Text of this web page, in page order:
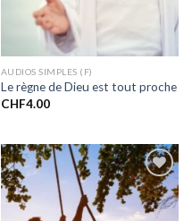
AUDIOS SIMPLES (F)
Le règne de Dieu est tout proche
CHF4.00
Ajouter
à la liste
de